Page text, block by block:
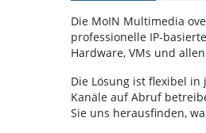
Die MoIN Multimedia
professionelle IP-
Hardware, VMs und
Die Lösung ist flexibel
Kanäle auf Abruf
Sie uns herausfinden,